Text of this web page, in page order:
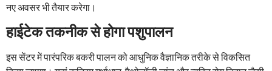
नए अवसर भी तैयार करेगा।
हाईटेक तकनीक से होगा पशुपालन
इस सेंटर में पारंपरिक बकरी पालन को आधुनिक वैज्ञानिक तरीके से विकसित